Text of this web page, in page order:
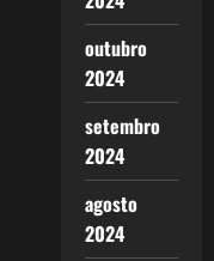
outubro
2024
setembro
2024
agosto
2024